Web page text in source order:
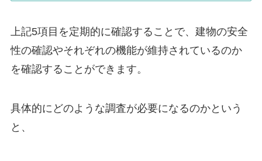
上記5項目を定期的に確認することで、建物の安全
性の確認やそれぞれの機能が維持されているのか
を確認することができます。
具体的にどのような調査が必要になるのかという
と、